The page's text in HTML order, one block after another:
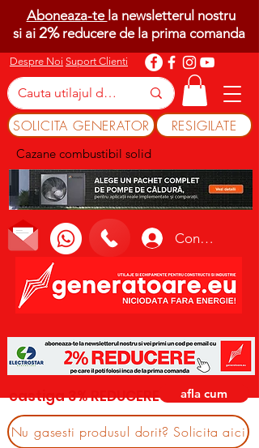
Despre Noi Suport Clienti
SOLICITA GENERATOR RESIGILATE
Cazane combustibil solid
Conectează-te
Aboneaza-te la newsletterul nostru
si ai 2%reducere de la prima comanda
castiga 3% REDUCERE afla cum
Nu gasesti produsul dorit? Solicita aici